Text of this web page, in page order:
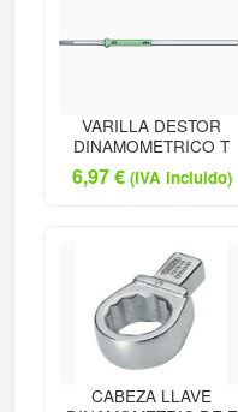
VARILLA DESTOR
DINAMOMETRICO T
6,97€ (IVA incluido)
CABEZA LLAVE